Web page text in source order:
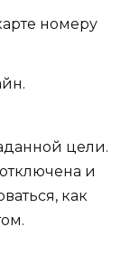
номеру
цели.
и
как